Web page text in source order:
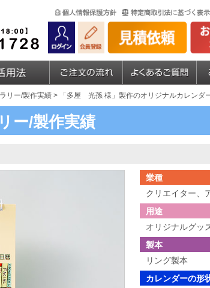
リー/製作実績 > 「多屋 光孫 様」製作のオリジナルカレンダ
ー/製作実績
業種
クリエイター、
用途
オリジナルグッ
製本
リング製本
カレンダーの形